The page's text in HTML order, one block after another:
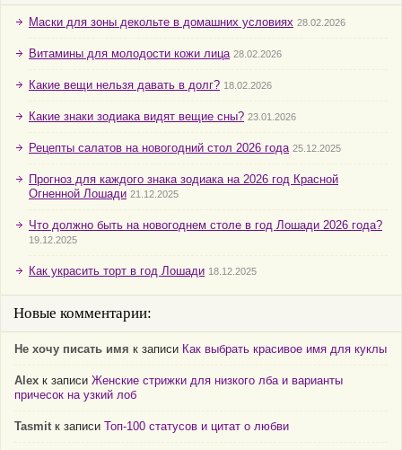
Маски для зоны декольте в домашних условиях 28.02.2026
Витамины для молодости кожи лица 28.02.2026
Какие вещи нельзя давать в долг? 18.02.2026
Какие знаки зодиака видят вещие сны? 23.01.2026
Рецепты салатов на новогодний стол 2026 года 25.12.2025
Прогноз для каждого знака зодиака на 2026 год Красной
Огненной Лошади 21.12.2025
Что должно быть на новогоднем столе в год Лошади 2026 года?
19.12.2025
Как украсить торт в год Лошади 18.12.2025
Новые комментарии:
Не хочу писать имя к записи Как выбрать красивое имя для куклы
Alex к записи Женские стрижки для низкого лба и варианты
причесок на узкий лоб
Tasmit к записи Топ-100 статусов и цитат о любви